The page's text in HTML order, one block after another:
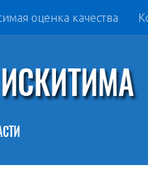
оценка качества